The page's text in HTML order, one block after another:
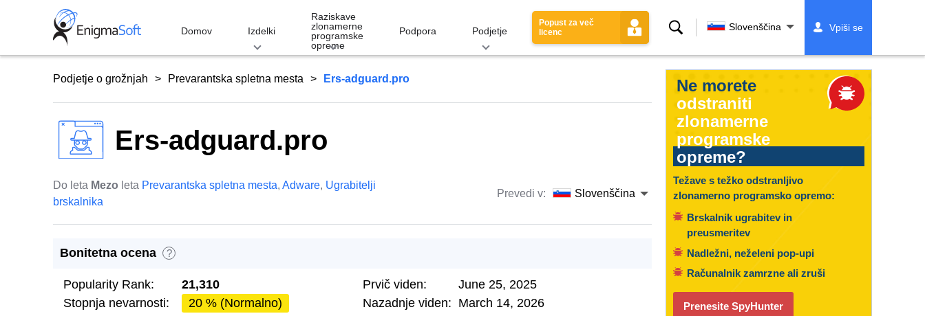
Domov Izdelki
Raziskave
zlonamerne
programske
opreme
Podpora Podjetje
Popust za več
licenc
Iskanje Slovenščina Vpiši se
Podjetje o grožnjah Prevarantska spletna mesta Ers-adguard.pro
Ers-adguard.pro
Do leta Mezo leta Prevarantska spletna mesta, Adware, Ugrabitelji
brskalnika
Prevedi v: Slovenščina
Bonitetna ocena ?
Popularity Rank:
21,310
Stopnja nevarnosti:
20 % (Normalno)
Prvič viden:
June 25, 2025
Nazadnje viden: March 14, 2026
Ne morete
odstraniti
zlonamerne
programske
opreme?
Težave s težko odstranljivo
zlonamerno programsko opremo:
Brskalnik ugrabitev in
preusmeritev
Nadležni, neželeni pop-upi
Računalnik zamrzne ali zruši
Prenesite SpyHunter